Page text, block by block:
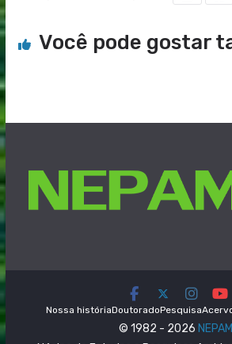
Você pode gostar
Nossa históriaDoutoradoPesquisa
© 1982 - 2026